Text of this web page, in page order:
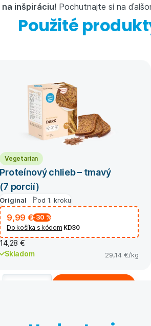
na inšpiráciu! Pochutnajte si na
Použité
Vegetarian
Proteínový chlieb – tmavý
(7 porcií)
Original od 1. kroku
9,99 €-30 %
Do košíka s kódom KD30
14,28 €
Skladom 29,14 €/kg